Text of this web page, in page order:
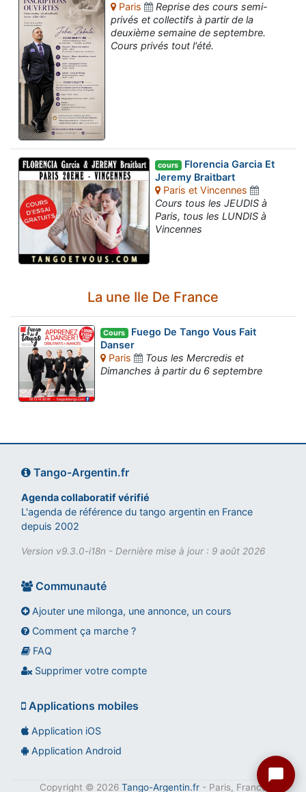
Paris
Reprise des cours semi-
privés et collectifs à partir de la
deuxième semaine de septembre.
Cours privés tout l'été.
cours Florencia Garcia Et
Jeremy Braitbart
Paris et Vincennes
Cours tous les JEUDIS à
Paris, tous les LUNDIS à
Vincennes
La une Ile De France
Cours Fuego De Tango Vous Fait
Danser
Paris
Tous les Mercredis et
Dimanches à partir du 6 septembre
Tango-Argentin.fr
Agenda collaboratif vérifié
L'agenda de référence du tango argentin en France
depuis 2002
Version v9.3.0-i18n - Dernière mise à jour : 9 août 2026
Communauté
Ajouter une milonga, une annonce, un cours
Comment ça marche ?
FAQ
Supprimer votre compte
Applications mobiles
Application iOS
Application Android
Copyright © 2026 Tango-Argentin.fr- Paris, France
Assistant tango-argentin.fr
Questions sur les milongas, cours et stages